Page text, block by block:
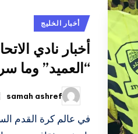
نُشر
في
أخبار الخليج
أخبار نادي
“العميد” وما
تمّ
النشر
بواسطة
samah ashref
في عالم كرة القدم